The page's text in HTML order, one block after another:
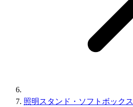
照明スタンド・ソフトボックス